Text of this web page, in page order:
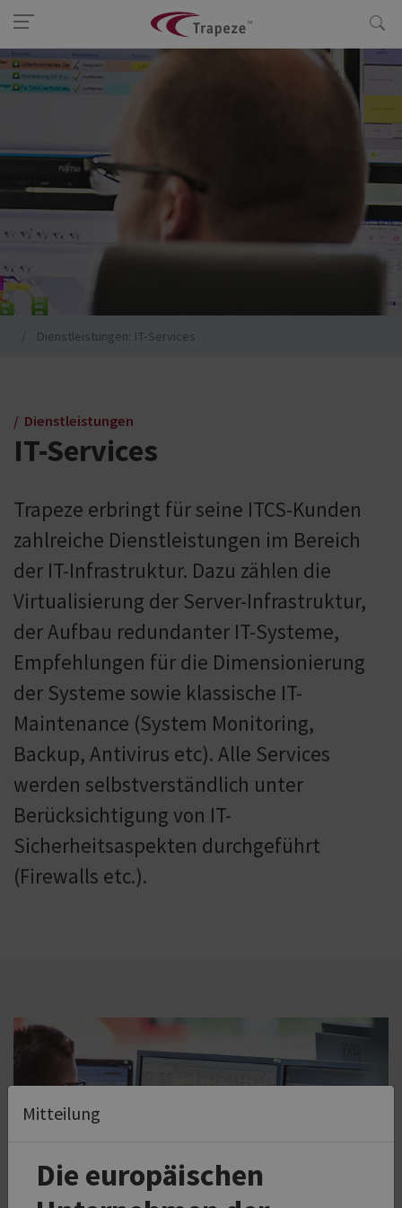
Mitteilung
Die europäischen
Dienstleistungen: IT-Services
Dienstleistungen
IT-Services
Trapeze erbringt für seine ITCS-Kunden
zahlreiche Dienstleistungen im Bereich
der IT-Infrastruktur. Dazu zählen die
Virtualisierung der Server-Infrastruktur,
der Aufbau redundanter IT-Systeme,
Empfehlungen für die Dimensionierung
der Systeme sowie klassische IT-
Maintenance (System Monitoring,
Backup, Antivirus etc). Alle Services
werden selbstverständlich unter
Berücksichtigung von IT-
Sicherheitsaspekten durchgeführt
(Firewalls etc.).